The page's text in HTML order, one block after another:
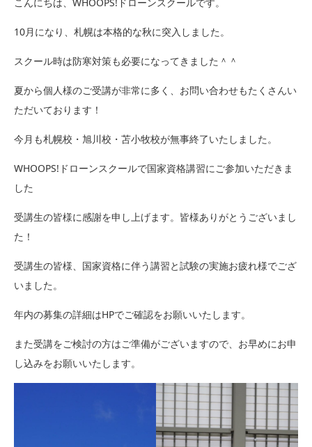
10月になり、札幌は本格的な秋に突入しました。
スクール時は防寒対策も必要になってきました＾＾
夏から個人様のご受講が非常に多く、お問い合わせもたくさんい
ただいております！
今月も札幌校・旭川校・苫小牧校が無事終了いたしました。
WHOOPS!ドローンスクールで国家資格講習にご参加いただきま
した
受講生の皆様に感謝を申し上げます。皆様ありがとうございまし
た！
受講生の皆様、国家資格に伴う講習と試験の実施お疲れ様でござ
いました。
年内の募集の詳細はHPでご確認をお願いいたします。
また受講をご検討の方はご準備がございますので、お早めにお申
し込みをお願いいたします。